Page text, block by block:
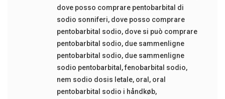
dove posso comprare pentobarbital di
sodio sonniferi, dove posso comprare
pentobarbital sodio, dove si può comprare
pentobarbital sodio, due sammenligne
pentobarbital sodio, due sammenligne
sodio pentobarbital ,fenobarbital sodio,
nem sodio dosis letale, oral , oral
pentobarbital sodio i håndkøb,